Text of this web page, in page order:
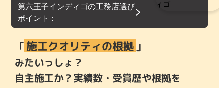
第六王子インディゴの工務店選び
ポイント：
「施工クオリティの根拠 」
みたいっしょ？
自主施工か？実績数・受賞歴や根拠を